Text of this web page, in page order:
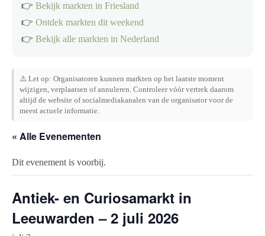
👉 Bekijk markten in Friesland
👉 Ontdek markten dit weekend
👉 Bekijk alle markten in Nederland
⚠️ Let op: Organisatoren kunnen markten op het laatste moment
wijzigen, verplaatsen of annuleren. Controleer vóór vertrek daarom
altijd de website of socialmediakanalen van de organisator voor de
meest actuele informatie.
« Alle Evenementen
Dit evenement is voorbij.
Antiek- en Curiosamarkt in
Leeuwarden – 2 juli 2026